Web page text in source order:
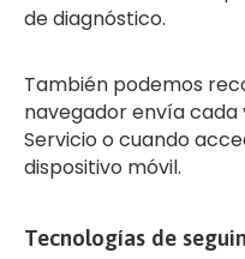
de diagnóstico.
También podemos
navegador envía cada
Servicio o cuando
dispositivo móvil.
Tecnologías de